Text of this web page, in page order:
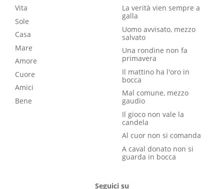
Vita
Sole
Casa
Mare
Amore
Cuore
Amici
Bene
La verità vien sempre a
galla
Uomo avvisato, mezzo
salvato
Una rondine non fa
primavera
Il mattino ha l'oro in
bocca
Mal comune, mezzo
gaudio
Il gioco non vale la
candela
Al cuor non si comanda
A caval donato non si
guarda in bocca
Seguici su